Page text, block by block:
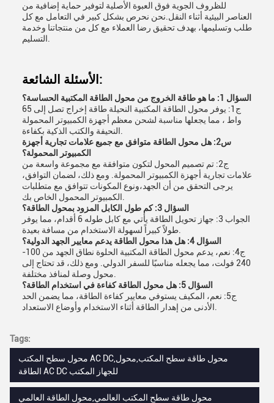
للظروف الجوية فوق العبوة الأصلية لتوفير حماية إضافية من
العناصر البيئية أثناء النقل.نحن نحرص بشكل كبير في التعامل مع كل
طلب وتسليمها، بهدف تحقيق رضا العملاء مع كل من منتجاتنا وخدمة
الأسئلة الشائعة:
السؤال 1: ما هو طاقة الخروج من محول الطاقة المكتبية الحساسة؟
ج1: يوفر محول الطاقة المكتبية النحيلة طاقة إخراج تصل إلى 65
واط ، مما يجعلها مناسبة لشحن معظم أجهزة الكمبيوتر المحمولة
س2: هل محول الطاقة متوافق مع جميع علامات تجارية أجهزة
الكمبيوتر المحمولة؟
ج2: تم تصميم المحول لتكون متوافقة مع مجموعة واسعة من
علامات تجارية أجهزة الكمبيوتر المحمولة. ومع ذلك، لضمان التوافق،
يرجى التحقق من أن الجهد،ونوع المكونات تتوافق مع متطلبات
السؤال 3: كم طول الكابل المزود بمحول الطاقة؟
الجواب 3: جهاز تحويل الطاقة يأتي مع كابل طوله 6 أقدام، مما يوفر
السؤال 4: هل هذا محول الطاقة يدعم معايير الجهد الدولية؟
ج4: نعم، يدعم محول الطاقة المكتبية الحلوة نطاق الجهد من 100-
240 فولت، مما يجعله مناسبًا للسفر الدولي. ومع ذلك، قد تحتاج إلى
السؤال 5: هل محول الطاقة كفاءة في استخدام الطاقة؟
ج5: نعم، المكيف يستوفي معايير كفاءة الطاقة، مما يضمن الحد
Tags:
محول سطح المكتب AC DC,محول طاقة سطح المكتب,محول
الطاقة AC DC للجهاز المكتب
محول طاقة سطح المكتب العالمي,محول الطاقة العالمي